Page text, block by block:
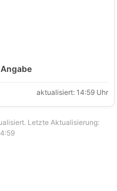
aktualisiert: 14:59 Uhr
Letzte Aktualisierung: